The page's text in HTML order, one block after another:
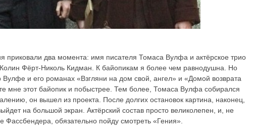
приковали два момента: имя писателя Томаса Вулфа и актёрское трио
Фёрт-Николь Кидман. К байопикам я более чем равнодушна. Но
Вулфе и его романах «Взгляни на дом свой, ангел» и «Домой возврата
мне этот байопик и побыстрее. Тем более, Томаса Вулфа собирался
он вышел из проекта. После долгих остановок картина, наконец,
на большой экран. Актёрский состав просто великолепен, и, не
Фассбендера, обязательно пойду смотреть «Гения».